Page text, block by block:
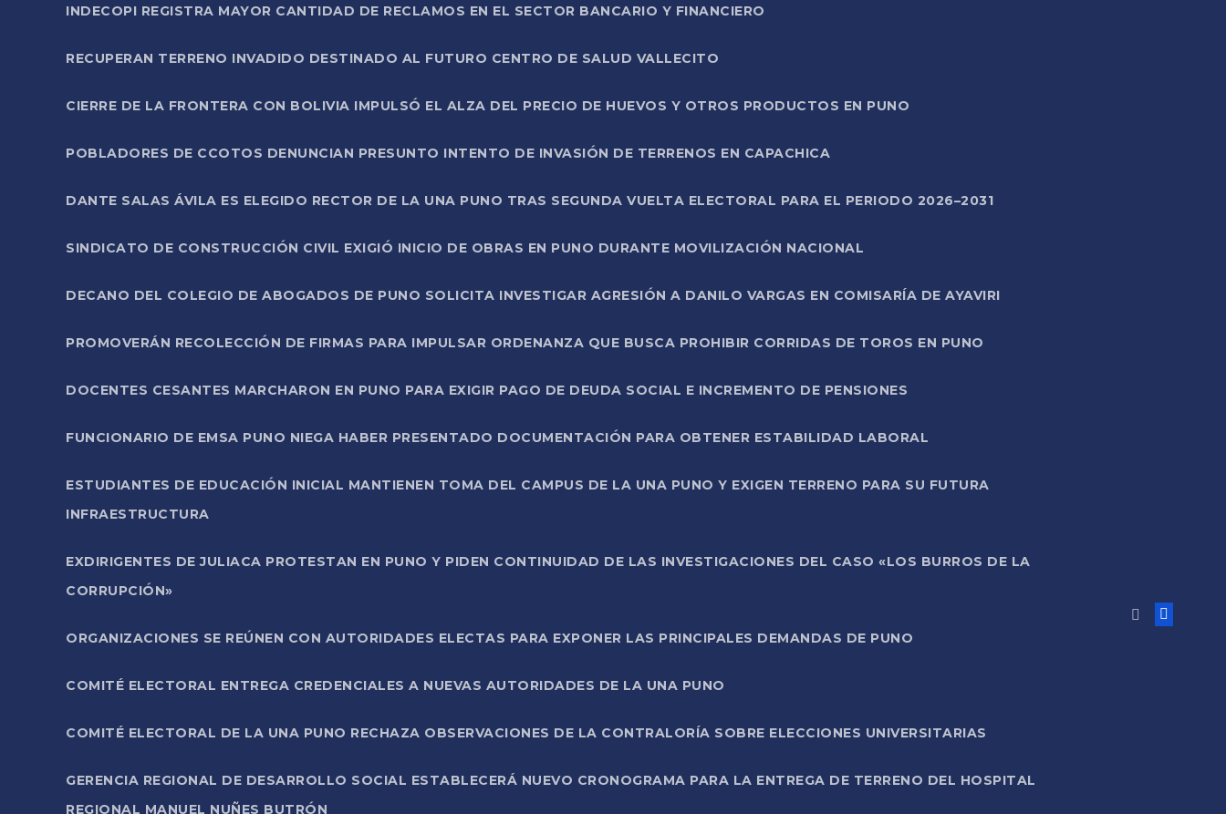
INDECOPI REGISTRA MAYOR CANTIDAD DE RECLAMOS EN EL SECTOR BANCARIO Y FINANCIERO
RECUPERAN TERRENO INVADIDO DESTINADO AL FUTURO CENTRO DE SALUD VALLECITO
CIERRE DE LA FRONTERA CON BOLIVIA IMPULSÓ EL ALZA DEL PRECIO DE HUEVOS Y OTROS PRODUCTOS EN PUNO
POBLADORES DE CCOTOS DENUNCIAN PRESUNTO INTENTO DE INVASIÓN DE TERRENOS EN CAPACHICA
DANTE SALAS ÁVILA ES ELEGIDO RECTOR DE LA UNA PUNO TRAS SEGUNDA VUELTA ELECTORAL PARA EL PERIODO 2026–2031
SINDICATO DE CONSTRUCCIÓN CIVIL EXIGIÓ INICIO DE OBRAS EN PUNO DURANTE MOVILIZACIÓN NACIONAL
DECANO DEL COLEGIO DE ABOGADOS DE PUNO SOLICITA INVESTIGAR AGRESIÓN A DANILO VARGAS EN COMISARÍA DE AYAVIRI
PROMOVERÁN RECOLECCIÓN DE FIRMAS PARA IMPULSAR ORDENANZA QUE BUSCA PROHIBIR CORRIDAS DE TOROS EN PUNO
DOCENTES CESANTES MARCHARON EN PUNO PARA EXIGIR PAGO DE DEUDA SOCIAL E INCREMENTO DE PENSIONES
FUNCIONARIO DE EMSA PUNO NIEGA HABER PRESENTADO DOCUMENTACIÓN PARA OBTENER ESTABILIDAD LABORAL
ESTUDIANTES DE EDUCACIÓN INICIAL MANTIENEN TOMA DEL CAMPUS DE LA UNA PUNO Y EXIGEN TERRENO PARA SU FUTURA
INFRAESTRUCTURA
EXDIRIGENTES DE JULIACA PROTESTAN EN PUNO Y PIDEN CONTINUIDAD DE LAS INVESTIGACIONES DEL CASO «LOS BURROS DE LA
CORRUPCIÓN»
ORGANIZACIONES SE REÚNEN CON AUTORIDADES ELECTAS PARA EXPONER LAS PRINCIPALES DEMANDAS DE PUNO
COMITÉ ELECTORAL ENTREGA CREDENCIALES A NUEVAS AUTORIDADES DE LA UNA PUNO
COMITÉ ELECTORAL DE LA UNA PUNO RECHAZA OBSERVACIONES DE LA CONTRALORÍA SOBRE ELECCIONES UNIVERSITARIAS
GERENCIA REGIONAL DE DESARROLLO SOCIAL ESTABLECERÁ NUEVO CRONOGRAMA PARA LA ENTREGA DE TERRENO DEL HOSPITAL
REGIONAL MANUEL NUÑES BUTRÓN